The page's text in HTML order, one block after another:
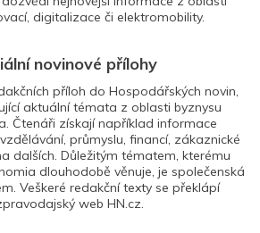
digitalizace či elektromobility.
novinové přílohy
příloh do Hospodářských novin,
aktuální témata z oblasti byznysu
Čtenáři získají například informace
průmyslu, financí, zákaznické
dalších. Důležitým tématem, kterému
dlouhodobě věnuje, je společenská
Veškeré redakční texty se překlápí
web HN.cz.